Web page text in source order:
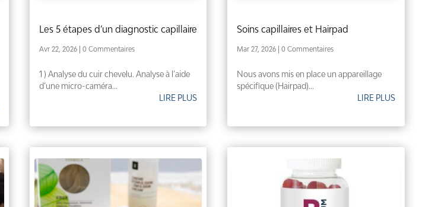
Les 5 étapes d’un diagnostic capillaire
Avr 22, 2026 | 0 Commentaires
1 ) Analyse du cuir chevelu. Analyse à l’aide
d’une micro-caméra...
LIRE PLUS
Soins capillaires et Hairpad
Mar 27, 2026 | 0 Commentaires
Nous avons mis en place un appareillage
spécifique (Hairpad)...
LIRE PLUS